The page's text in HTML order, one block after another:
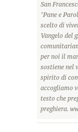
San
"Pane e
scelto di
Vangelo del
per noi il
sostiene nel
spirito di
accogliamo
testo che
preghiera.